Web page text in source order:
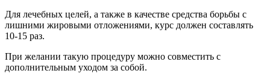
Для лечебных целей, а также в качестве средства борьбы с
лишними жировыми отложениями, курс должен составлять
10-15 раз.
При желании такую процедуру можно совместить с
дополнительным уходом за собой.